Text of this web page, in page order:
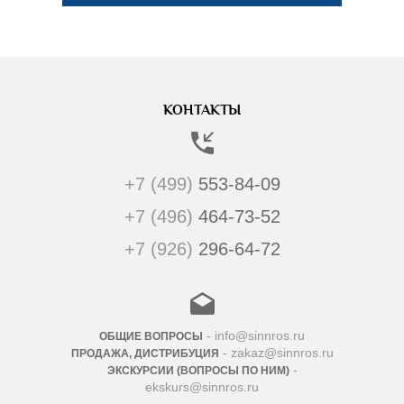
КОНТАКТЫ
+7 (499) 553-84-09
+7 (496) 464-73-52
+7 (926) 296-64-72
ОБЩИЕ ВОПРОСЫ - info@sinnros.ru
ПРОДАЖА, ДИСТРИБУЦИЯ - zakaz@sinnros.ru
ЭКСКУРСИИ (ВОПРОСЫ ПО НИМ)-
ekskurs@sinnros.ru